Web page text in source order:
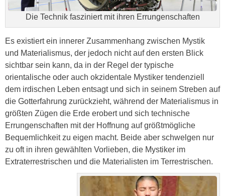
Die Technik fasziniert mit ihren Errungenschaften
Es existiert ein innerer Zusammenhang zwischen Mystik
und Materialismus, der jedoch nicht auf den ersten Blick
sichtbar sein kann, da in der Regel der typische
orientalische oder auch okzidentale Mystiker tendenziell
dem irdischen Leben entsagt und sich in seinem Streben auf
die Gotterfahrung zurückzieht, während der Materialismus in
größten Zügen die Erde erobert und sich technische
Errungenschaften mit der Hoffnung auf größtmögliche
Bequemlichkeit zu eigen macht. Beide aber schwelgen nur
zu oft in ihren gewählten Vorlieben, die Mystiker im
Extraterrestrischen und die Materialisten im Terrestrischen.